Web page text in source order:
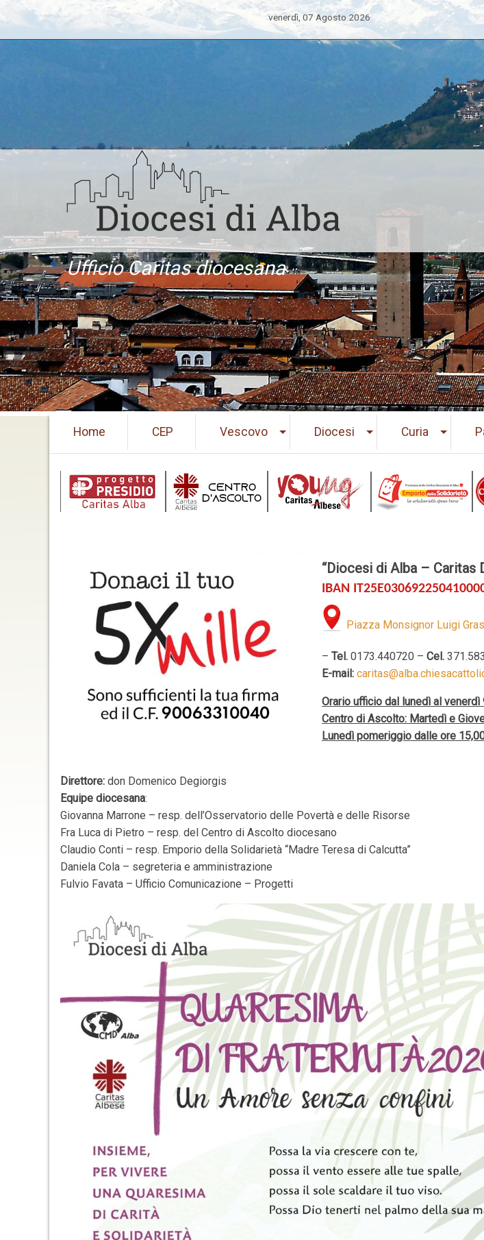
venerdì, 07 Agosto 2026
Ufficio Caritas diocesana
Skip
Home CEP Vescovo Diocesi Curia
“Diocesi di Alba – Caritas
IBAN
Piazza Monsignor Luigi
– Tel. 0173.440720 – Cel.
E-mail:
Orario ufficio dal lunedì al venerdì
Centro di Ascolto: Martedì e
Lunedì pomeriggio dalle ore
Direttore: don Domenico Degiorgis
Equipe diocesana:
Giovanna Marrone – resp. dell’Osservatorio delle Povertà e delle Risorse
Fra Luca di Pietro – resp. del Centro di Ascolto diocesano
Claudio Conti – resp. Emporio della Solidarietà “Madre Teresa di Calcutta”
Daniela Cola – segreteria e amministrazione
Fulvio Favata – Ufficio Comunicazione – Progetti